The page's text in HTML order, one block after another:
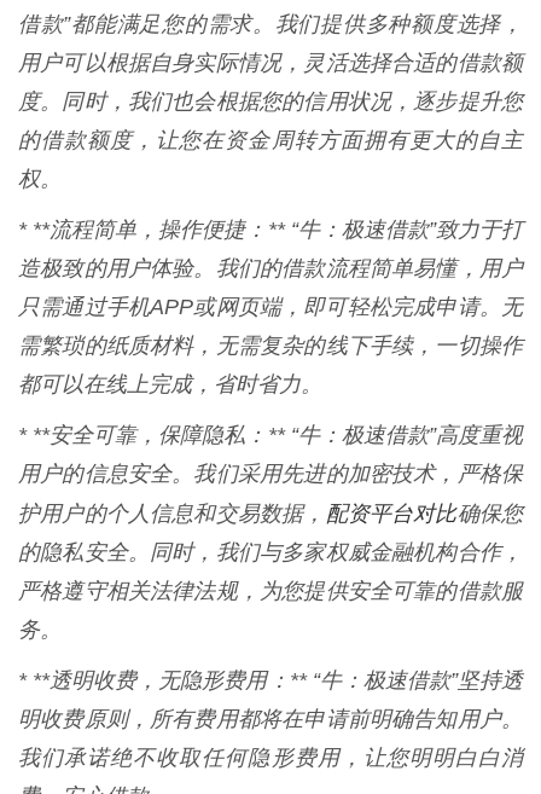
借款”都能满足您的需求。我们提供多种额度选择，
用户可以根据自身实际情况，灵活选择合适的借款额
度。同时，我们也会根据您的信用状况，逐步提升您
的借款额度，让您在资金周转方面拥有更大的自主
权。
* **流程简单，操作便捷：** “牛：极速借款”致力于打
造极致的用户体验。我们的借款流程简单易懂，用户
只需通过手机APP或网页端，即可轻松完成申请。无
需繁琐的纸质材料，无需复杂的线下手续，一切操作
都可以在线上完成，省时省力。
* **安全可靠，保障隐私：** “牛：极速借款”高度重视
用户的信息安全。我们采用先进的加密技术，严格保
护用户的个人信息和交易数据， 配资平台对比确保您
的隐私安全。同时，我们与多家权威金融机构合作，
严格遵守相关法律法规，为您提供安全可靠的借款服
务。
* **透明收费，无隐形费用：** “牛：极速借款”坚持透
明收费原则，所有费用都将在申请前明确告知用户。
我们承诺绝不收取任何隐形费用，让您明明白白消